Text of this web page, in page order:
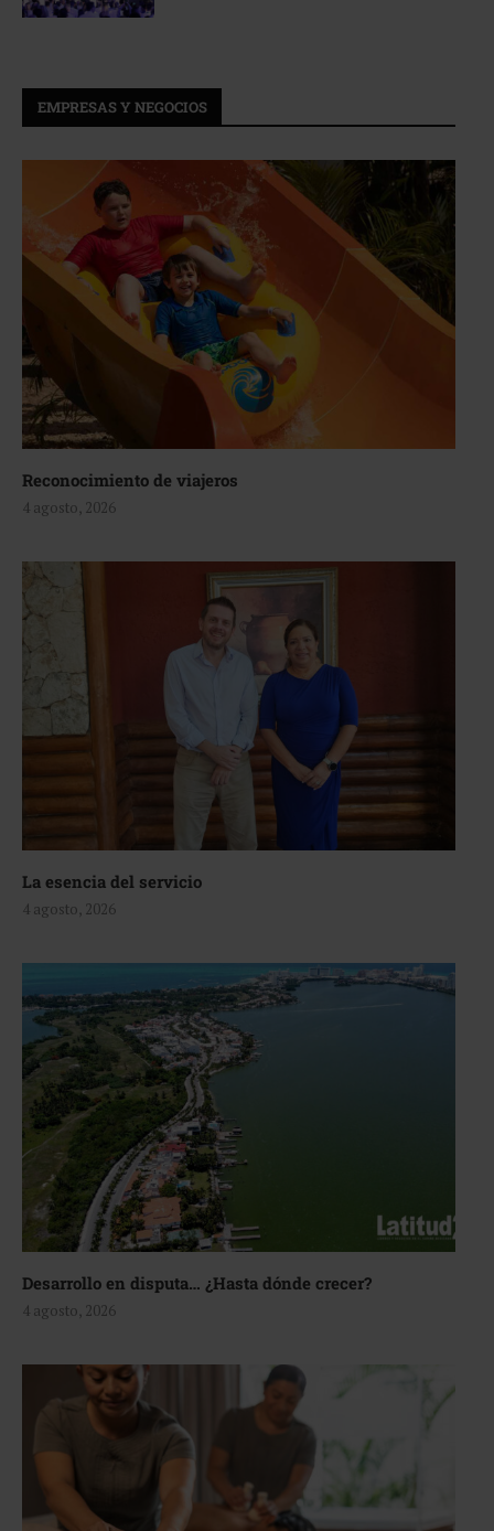
EMPRESAS Y NEGOCIOS
Reconocimiento de viajeros
4 agosto, 2026
La esencia del servicio
4 agosto, 2026
Desarrollo en disputa… ¿Hasta dónde crecer?
4 agosto, 2026